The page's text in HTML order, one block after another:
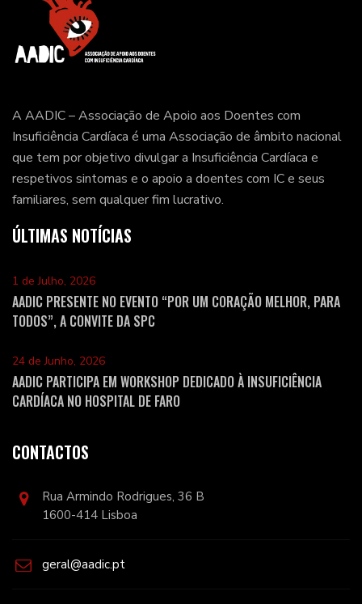
A AADIC – Associação de Apoio aos Doentes com
Insuficiência Cardíaca é uma Associação de âmbito nacional
que tem por objetivo divulgar a Insuficiência Cardíaca e
respetivos sintomas e o apoio a doentes com IC e seus
familiares, sem qualquer fim lucrativo.
ÚLTIMAS NOTÍCIAS
1 de Julho, 2026
AADIC PRESENTE NO EVENTO “POR UM CORAÇÃO MELHOR, PARA
TODOS”, A CONVITE DA SPC
24 de Junho, 2026
AADIC PARTICIPA EM WORKSHOP DEDICADO À INSUFICIÊNCIA
CARDÍACA NO HOSPITAL DE FARO
CONTACTOS
Rua Armindo Rodrigues, 36 B
1600-414 Lisboa
geral@aadic.pt